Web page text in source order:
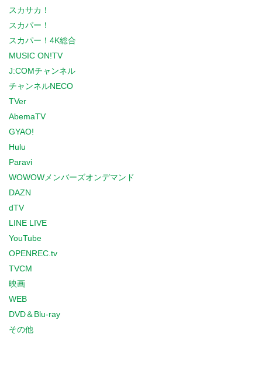
スカサカ！
スカパー！
スカパー！4K総合
MUSIC ON!TV
J:COMチャンネル
チャンネルNECO
TVer
AbemaTV
GYAO!
Hulu
Paravi
WOWOWメンバーズオンデマンド
DAZN
dTV
LINE LIVE
YouTube
OPENREC.tv
TVCM
映画
WEB
DVD＆Blu-ray
その他